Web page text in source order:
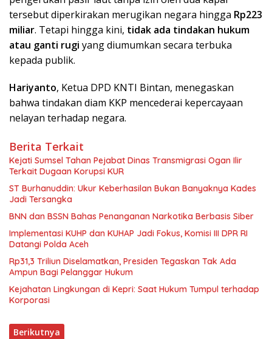
tersebut diperkirakan merugikan negara hingga Rp223
miliar. Tetapi hingga kini, tidak ada tindakan hukum
atau ganti rugi yang diumumkan secara terbuka
kepada publik.
Hariyanto, Ketua DPD KNTI Bintan, menegaskan
bahwa tindakan diam KKP mencederai kepercayaan
nelayan terhadap negara.
Berita Terkait
Kejati Sumsel Tahan Pejabat Dinas Transmigrasi Ogan Ilir
Terkait Dugaan Korupsi KUR
ST Burhanuddin: Ukur Keberhasilan Bukan Banyaknya Kades
Jadi Tersangka
BNN dan BSSN Bahas Penanganan Narkotika Berbasis Siber
Implementasi KUHP dan KUHAP Jadi Fokus, Komisi III DPR RI
Datangi Polda Aceh
Rp31,3 Triliun Diselamatkan, Presiden Tegaskan Tak Ada
Ampun Bagi Pelanggar Hukum
Kejahatan Lingkungan di Kepri: Saat Hukum Tumpul terhadap
Korporasi
Berikutnya